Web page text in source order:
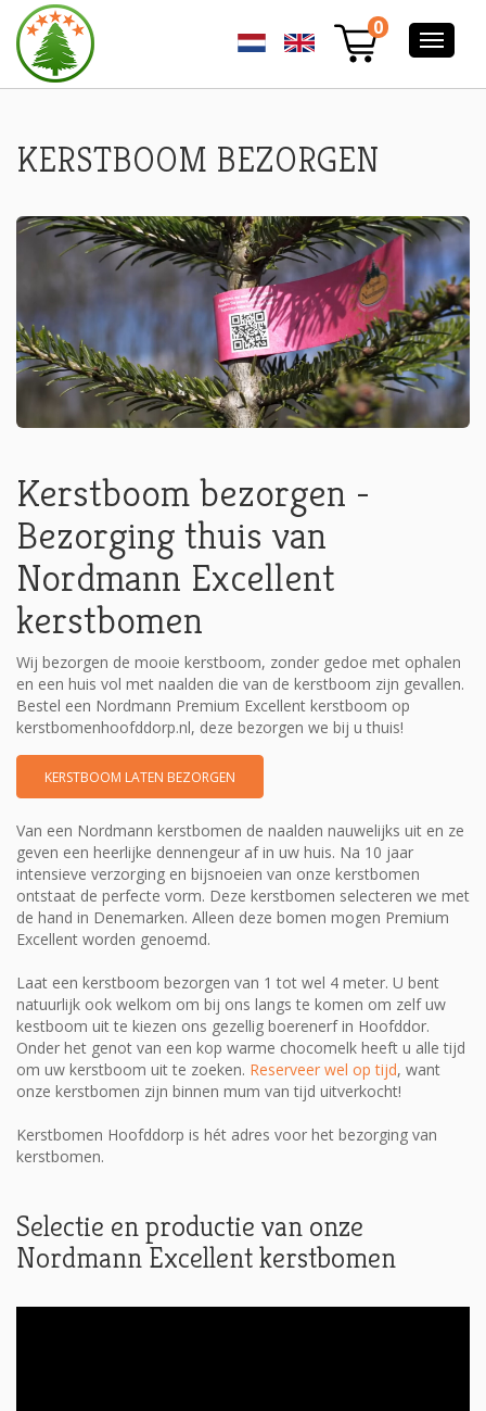
0
KERSTBOOM BEZORGEN
Kerstboom bezorgen -
Bezorging thuis van
Nordmann Excellent
kerstbomen
Wij bezorgen de mooie kerstboom, zonder gedoe met ophalen
en een huis vol met naalden die van de kerstboom zijn gevallen.
Bestel een Nordmann Premium Excellent kerstboom op
kerstbomenhoofddorp.nl, deze bezorgen we bij u thuis!
KERSTBOOM LATEN BEZORGEN
Van een Nordmann kerstbomen de naalden nauwelijks uit en ze
geven een heerlijke dennengeur af in uw huis. Na 10 jaar
intensieve verzorging en bijsnoeien van onze kerstbomen
ontstaat de perfecte vorm. Deze kerstbomen selecteren we met
de hand in Denemarken. Alleen deze bomen mogen Premium
Excellent worden genoemd.
Laat een kerstboom bezorgen van 1 tot wel 4 meter. U bent
natuurlijk ook welkom om bij ons langs te komen om zelf uw
kestboom uit te kiezen ons gezellig boerenerf in Hoofddor.
Onder het genot van een kop warme chocomelk heeft u alle tijd
om uw kerstboom uit te zoeken. Reserveer wel op tijd, want
onze kerstbomen zijn binnen mum van tijd uitverkocht!
Kerstbomen Hoofddorp is hét adres voor het bezorging van
kerstbomen.
Selectie en productie van onze
Nordmann Excellent kerstbomen